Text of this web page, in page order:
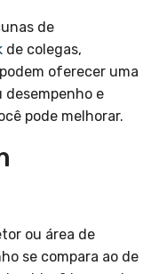
de
de colegas,
oferecer uma
desempenho e
pode melhorar.
ou área de
se compara ao de